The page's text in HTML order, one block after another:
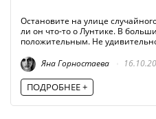
Остановите на улице
ли он что-то о Лунтике. В
положительным. Не
Яна Горностаева
ПОДРОБНЕЕ +